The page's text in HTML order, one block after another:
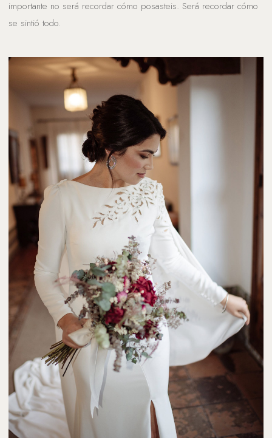
importante no será recordar cómo posasteis. Será recordar cómo
se sintió todo.